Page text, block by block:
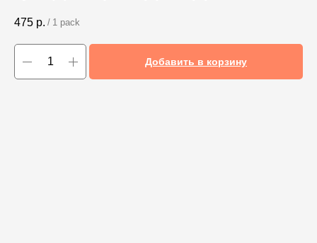
475 р. / 1 pack
Добавить в корзину